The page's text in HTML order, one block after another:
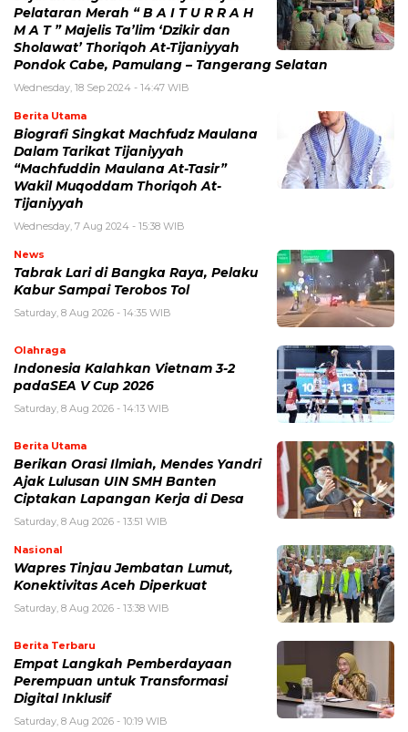
Pelataran Merah “ B A I T U R R A H
M A T ” Majelis Ta’lim ‘Dzikir dan
Sholawat’ Thoriqoh At-Tijaniyyah
Pondok Cabe, Pamulang – Tangerang Selatan
Wednesday, 18 Sep 2024 - 14:47 WIB
Berita Utama
Biografi Singkat Machfudz Maulana
Dalam Tarikat Tijaniyyah
“Machfuddin Maulana At-Tasir”
Wakil Muqoddam Thoriqoh At-
Tijaniyyah
Wednesday, 7 Aug 2024 - 15:38 WIB
News
Tabrak Lari di Bangka Raya, Pelaku
Kabur Sampai Terobos Tol
Saturday, 8 Aug 2026 - 14:35 WIB
Olahraga
Indonesia Kalahkan Vietnam 3-2
padaSEA V Cup 2026
Saturday, 8 Aug 2026 - 14:13 WIB
Berita Utama
Berikan Orasi Ilmiah, Mendes Yandri
Ajak Lulusan UIN SMH Banten
Ciptakan Lapangan Kerja di Desa
Saturday, 8 Aug 2026 - 13:51 WIB
Nasional
Wapres Tinjau Jembatan Lumut,
Konektivitas Aceh Diperkuat
Saturday, 8 Aug 2026 - 13:38 WIB
Berita Terbaru
Empat Langkah Pemberdayaan
Perempuan untuk Transformasi
Digital Inklusif
Saturday, 8 Aug 2026 - 10:19 WIB